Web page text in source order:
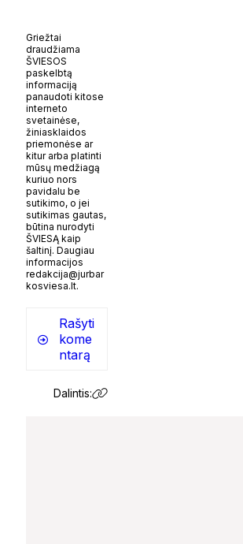
Griežtai
draudžiama
ŠVIESOS
paskelbtą
informaciją
panaudoti kitose
interneto
svetainėse,
žiniasklaidos
priemonėse ar
kitur arba platinti
mūsų medžiagą
kuriuo nors
pavidalu be
sutikimo, o jei
sutikimas gautas,
būtina nurodyti
ŠVIESĄ kaip
šaltinį. Daugiau
informacijos
redakcija@jurbar
kosviesa.lt.
Rašyti
kome
ntarą
Dalintis: